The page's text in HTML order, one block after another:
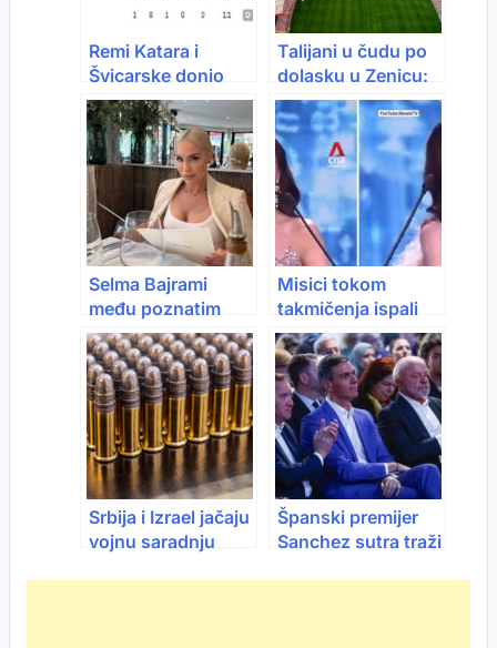
Remi Katara i
Švicarske donio
dobre vijesti za
Bosnu i
Hercegovinu
Talijani u čudu po
dolasku u Zenicu:
“Ovo je neki drugi
svijet”
Selma Bajrami
među poznatim
licima na
prestižnom
festivalu u
Cannesu
Misici tokom
takmičenja ispali
zubi
Srbija i Izrael jačaju
vojnu saradnju
Španski premijer
Sanchez sutra traži